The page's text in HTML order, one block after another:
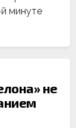
минуте
не